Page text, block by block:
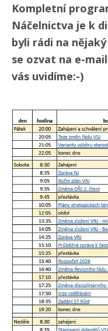
Kompletní
Náčelnictva je k
byli rádi na
se ozvat na e-mail
vás uvidíme:-)